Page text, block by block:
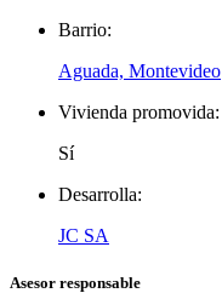
Barrio:
Aguada, Montevideo
Vivienda promovida:
Sí
Desarrolla:
JC SA
Asesor responsable